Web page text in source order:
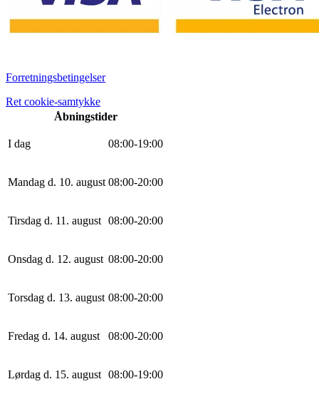
Forretningsbetingelser
Ret cookie-samtykke
Åbningstider
I dag 08:00-19:00
Mandag d. 10. august 08:00-20:00
Tirsdag d. 11. august 08:00-20:00
Onsdag d. 12. august 08:00-20:00
Torsdag d. 13. august 08:00-20:00
Fredag d. 14. august 08:00-20:00
Lørdag d. 15. august 08:00-19:00